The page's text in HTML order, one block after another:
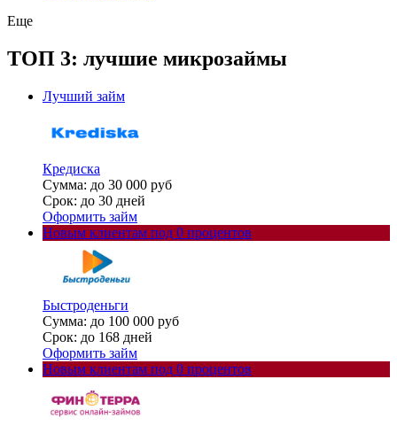
Еще
ТОП 3: лучшие микрозаймы
Лучший займ
Кредиска
Сумма: до 30 000 руб
Срок: до 30 дней
Оформить займ
Новым клиентам под 0 процентов
Быстроденьги
Сумма: до 100 000 руб
Срок: до 168 дней
Оформить займ
Новым клиентам под 0 процентов